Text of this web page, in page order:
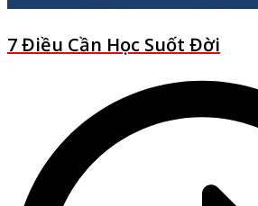
7 Điều Cần Học Suốt Đời